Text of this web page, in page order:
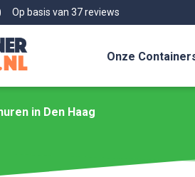
Op basis van 37 reviews
Onze
in Den Haag